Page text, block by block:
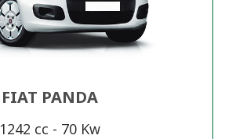
FIAT PANDA
1242 cc - 70 Kw